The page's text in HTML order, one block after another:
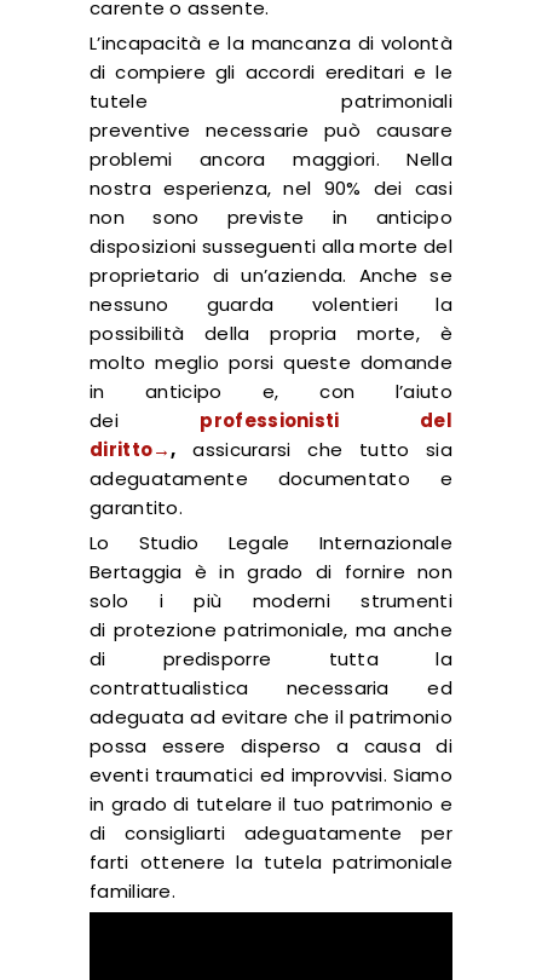
carente o assente.
L’incapacità e la mancanza di volontà
di compiere gli accordi ereditari e le
tutele patrimoniali
preventive necessarie può causare
problemi ancora maggiori. Nella
nostra esperienza, nel 90% dei casi
non sono previste in anticipo
disposizioni susseguenti alla morte del
proprietario di un’azienda. Anche se
nessuno guarda volentieri la
possibilità della propria morte, è
molto meglio porsi queste domande
in anticipo e, con l’aiuto
dei professionisti del
diritto→, assicurarsi che tutto sia
adeguatamente documentato e
garantito.
Lo Studio Legale Internazionale
Bertaggia è in grado di fornire non
solo i più moderni strumenti
di protezione patrimoniale, ma anche
di predisporre tutta la
contrattualistica necessaria ed
adeguata ad evitare che il patrimonio
possa essere disperso a causa di
eventi traumatici ed improvvisi. Siamo
in grado di tutelare il tuo patrimonio e
di consigliarti adeguatamente per
farti ottenere la tutela patrimoniale
familiare.